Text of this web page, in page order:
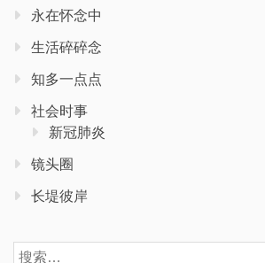
永在怀念中
生活碎碎念
知多一点点
社会时事
新冠肺炎
镜头圈
长堤彼岸
搜